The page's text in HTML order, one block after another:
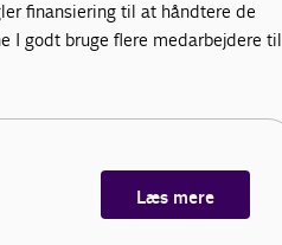
finansiering til at håndtere de
I godt bruge flere medarbejdere til
Læs mere